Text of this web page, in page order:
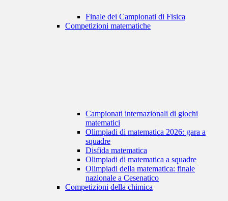
Finale dei Campionati di Fisica
Competizioni matematiche
Campionati internazionali di giochi
matematici
Olimpiadi di matematica 2026: gara a
squadre
Disfida matematica
Olimpiadi di matematica a squadre
Olimpiadi della matematica: finale
nazionale a Cesenatico
Competizioni della chimica